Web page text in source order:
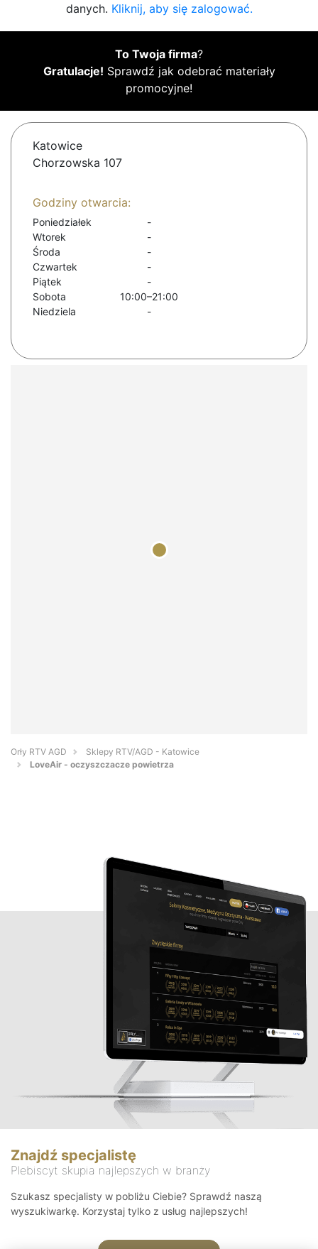
danych. Kliknij, aby się zalogować.
To Twoja firma?
Gratulacje! Sprawdź jak odebrać materiały
promocyjne!
Katowice
Chorzowska 107
Godziny otwarcia:
Poniedziałek
-
Wtorek
-
Środa
-
Czwartek
-
Piątek
-
Sobota
10:00–21:00
Niedziela
-
Orły RTV AGD
Sklepy RTV/AGD - Katowice
LoveAir - oczyszczacze powietrza
Znajdź specjalistę
Plebiscyt skupia najlepszych w branży
Szukasz specjalisty w pobliżu Ciebie? Sprawdź naszą
wyszukiwarkę. Korzystaj tylko z usług najlepszych!